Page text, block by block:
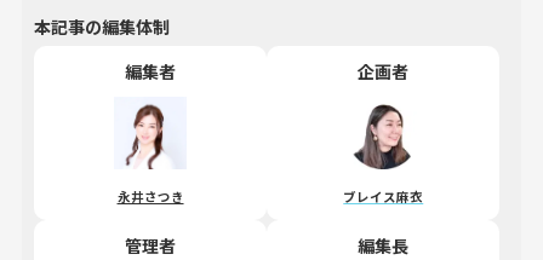
本記事の編集体制
編集者
永井さつき
企画者
ブレイス麻衣
管理者 編集長